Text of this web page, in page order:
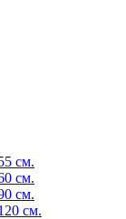
см.
см.
см.
см.